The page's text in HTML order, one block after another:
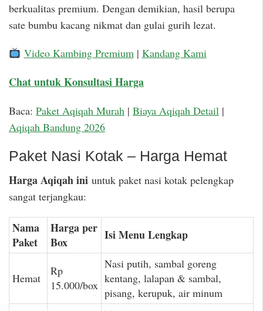
berkualitas premium. Dengan demikian, hasil berupa
sate bumbu kacang nikmat dan gulai gurih lezat.
Video Kambing Premium| Kandang Kami
Chat untuk Konsultasi Harga
Baca: Paket Aqiqah Murah | Biaya Aqiqah Detail |
Aqiqah Bandung 2026
Paket Nasi Kotak – Harga Hemat
Harga Aqiqah ini untuk paket nasi kotak pelengkap
sangat terjangkau:
Nama
Paket
Harga per
Box
Isi Menu Lengkap
Hemat
Rp
15.000/box
Nasi putih, sambal goreng
kentang, lalapan & sambal,
pisang, kerupuk, air minum